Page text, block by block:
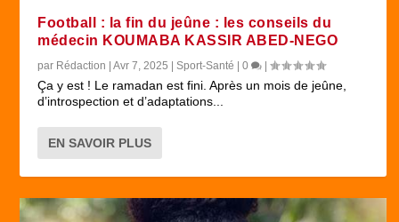
Football : la fin du jeûne : les conseils du
médecin KOUMABA KASSIR ABED-NEGO
par Rédaction |Avr 7, 2025 |Sport-Santé |0 |
Ça y est ! Le ramadan est fini. Après un mois de jeûne,
d’introspection et d’adaptations...
EN SAVOIR PLUS